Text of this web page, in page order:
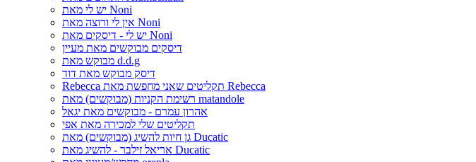
יש לי מאת Noni
אין לי ורוצה מאת Noni
יש לי - דיסקים מאת Noni
דיסקים מבוקשים מאת מעיין
מבוקש מאת d.d.g
דיסק מבוקש מאת דוד
Rebecca תקליטים שאני מחפשת מאת Rebecca
רשימת הקניות (מבוקשים) מאת matandole
אהרון עמרם - מבוקשים מאת יגאל
תקליטים שלי למכירה מאת אפי
גן חיות להשיג (מבוקשים) מאת Ducatic
אריאל זילבר - להשיג מאת Ducatic